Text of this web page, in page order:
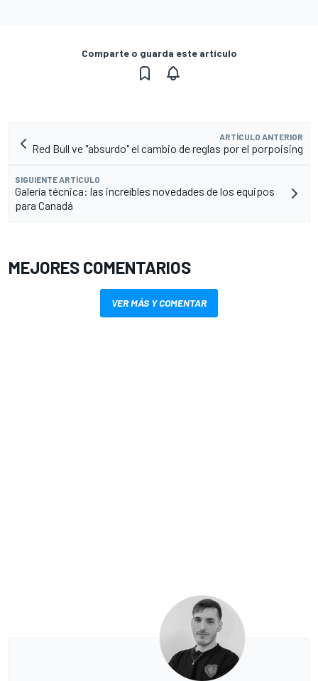
Comparte o guarda este artículo
ARTÍCULO ANTERIOR
Red Bull ve "absurdo" el cambio de reglas por el porpoising
SIGUIENTE ARTÍCULO
Galería técnica: las increíbles novedades de los equipos
para Canadá
MEJORES COMENTARIOS
VER MÁS Y COMENTAR